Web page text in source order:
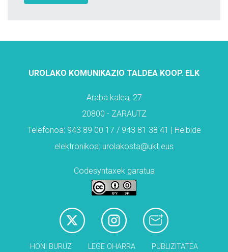
UROLAKO KOMUNIKAZIO TALDEA KOOP. ELK
Araba kalea, 27
20800 - ZARAUTZ
Telefonoa: 943 89 00 17 / 943 81 38 41 | Helbide
elektronikoa: urolakosta@ukt.eus
Codesyntaxek garatua
HONI BURUZ LEGE OHARRA PUBLIZITATEA